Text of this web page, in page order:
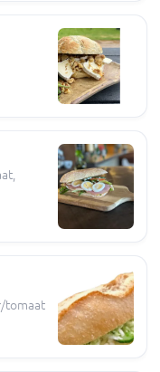
tomaat